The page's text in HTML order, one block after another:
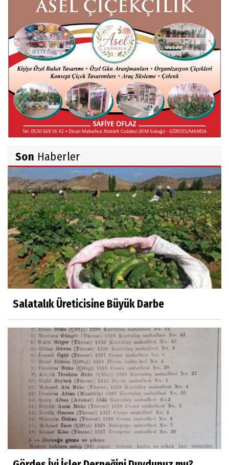
Kanada Gezi Günlüğü
Mert AKAR
Röportaj Serisi-46: Konuk =Prof.Dr.Hakan
Atalay (Psikanaliz)
Hüseyin TUNÇAY
Gökçeada Gezimiz-IV
İsmail AYBEY
Belma Sebil'i Tanıyor Musunuz?
Prof.Dr.Ayşe İLKER
Adı Sanı Olmak
Eylül SEYHAN
Gezerken Zamanın Kollarındaki Ruhuma
Rastlamak
Yaşar ATLI
Kahramanlar
Prof.Dr.Süleyman Sami İLKER
Mühendislerin de Sanat Ruhu Olmalı
Dr.Fatih KESKİN
Millî Edebiyat, Millî Şuur, Millî Takım
Son Haberler
Salatalık Üreticisine Büyük Darbe